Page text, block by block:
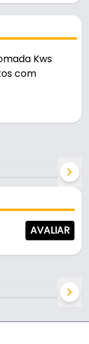
Kws
com
é resistente
e
AVALIAR